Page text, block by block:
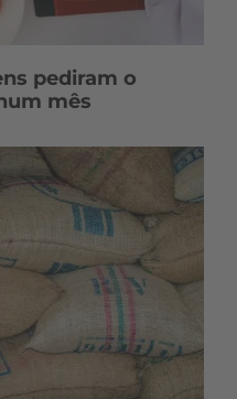
pediram o
mês